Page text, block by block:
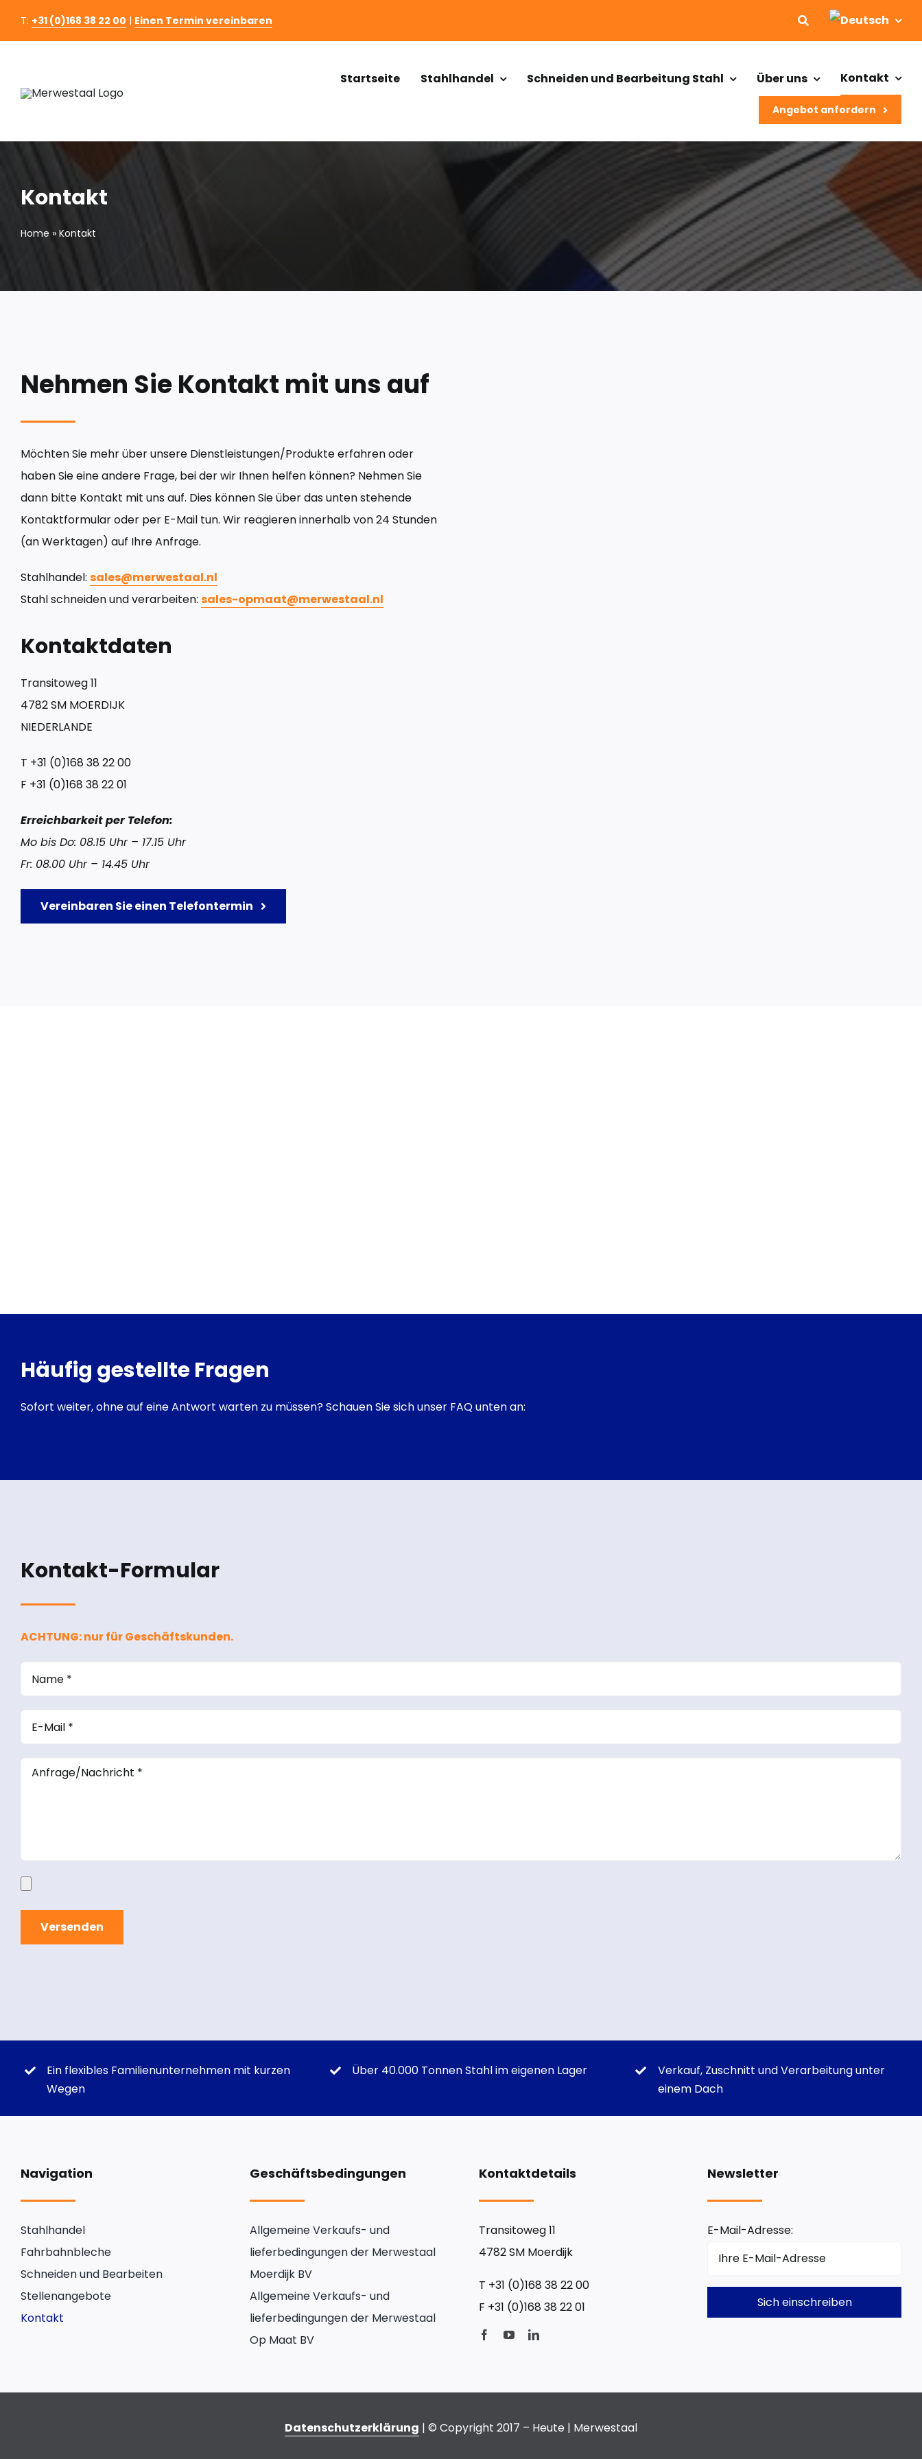
T: +31 (0)168 38 22 00 | Einen Termin vereinbaren
Startseite Stahlhandel Schneiden und Bearbeitung Stahl Über uns Kontakt
Angebot anfordern
Kontakt
Home » Kontakt
Nehmen Sie Kontakt mit uns auf
Möchten Sie mehr über unsere Dienstleistungen/Produkte erfahren oder
haben Sie eine andere Frage, bei der wir Ihnen helfen können? Nehmen Sie
dann bitte Kontakt mit uns auf. Dies können Sie über das unten stehende
Kontaktformular oder per E-Mail tun. Wir reagieren innerhalb von 24 Stunden
(an Werktagen) auf Ihre Anfrage.
Stahlhandel: sales@merwestaal.nl
Stahl schneiden und verarbeiten: sales-opmaat@merwestaal.nl
Kontaktdaten
Transitoweg 11
4782 SM MOERDIJK
NIEDERLANDE
T +31 (0)168 38 22 00
F +31 (0)168 38 22 01
Erreichbarkeit per Telefon:
Mo bis Do: 08.15 Uhr – 17.15 Uhr
Fr: 08.00 Uhr – 14.45 Uhr
Vereinbaren Sie einen Telefontermin
Häufig gestellte Fragen
Sofort weiter, ohne auf eine Antwort warten zu müssen? Schauen Sie sich unser FAQ unten an:
Kontakt-Formular
ACHTUNG: nur für Geschäftskunden.
Ein flexibles Familienunternehmen mit kurzen
Wegen
Über 40.000 Tonnen Stahl im eigenen Lager
Verkauf, Zuschnitt und Verarbeitung unter
einem Dach
Navigation
Stahlhandel
Fahrbahnbleche
Schneiden und Bearbeiten
Stellenangebote
Kontakt
Geschäftsbedingungen
Allgemeine Verkaufs- und
lieferbedingungen der Merwestaal
Moerdijk BV
Allgemeine Verkaufs- und
lieferbedingungen der Merwestaal
Op Maat BV
Kontaktdetails
Transitoweg 11
4782 SM Moerdijk
T +31 (0)168 38 22 00
F +31 (0)168 38 22 01
Newsletter
E-Mail-Adresse:
Datenschutzerklärung | © Copyright 2017 – Heute | Merwestaal